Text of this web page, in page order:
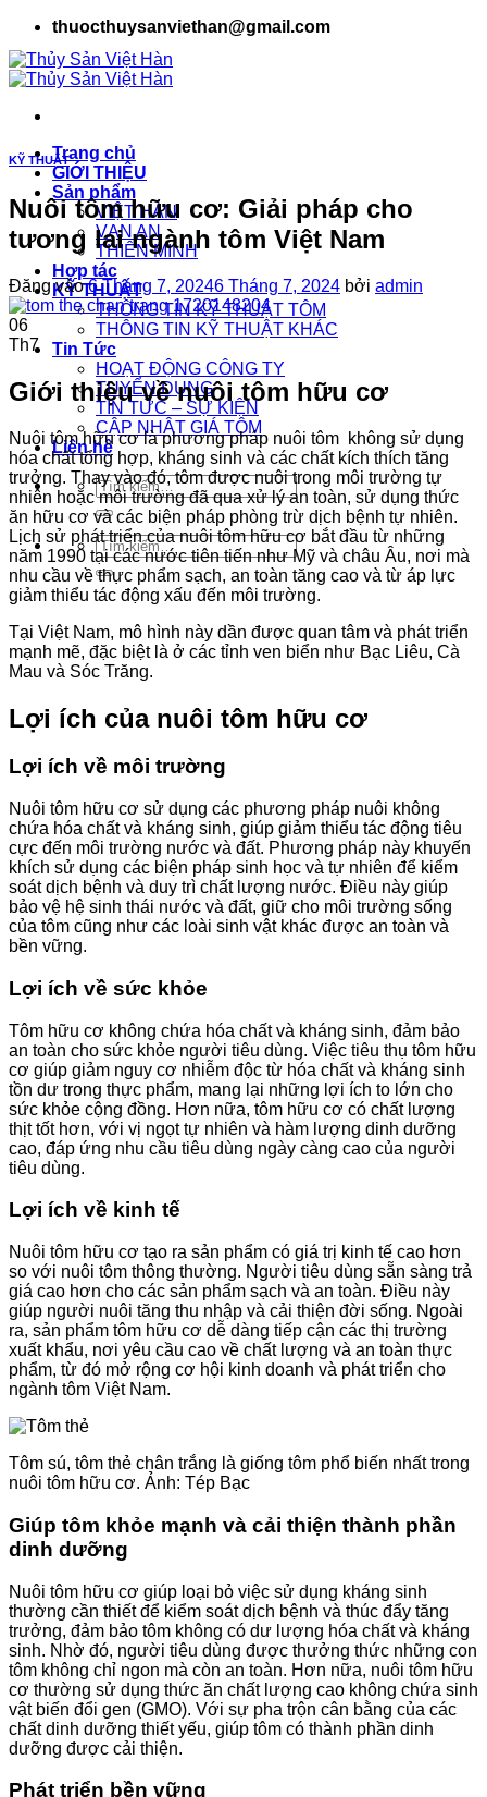
nội
dung
thuocthuysanviethan@gmail.com
Trang chủ
GIỚI THIỆU
Sản phẩm
VIỆT HÀN
VẠN AN
THIÊN MINH
Hợp tác
KỸ THUẬT
THÔNG TIN KỸ THUẬT TÔM
THÔNG TIN KỸ THUẬT KHÁC
Tin Tức
HOẠT ĐỘNG CÔNG TY
TUYỂN DỤNG
TIN TỨC – SỰ KIỆN
CẬP NHẬT GIÁ TÔM
Liên hệ
Tìm
kiếm:
Tìm
kiếm:
KỸ THUẬT
Nuôi tôm hữu cơ: Giải pháp cho
tương lai ngành tôm Việt Nam
Đăng vào6 Tháng 7, 20246 Tháng 7, 2024 bởi admin
06
Th7
Giới thiệu về nuôi tôm hữu cơ
Nuôi tôm hữu cơ là phương pháp nuôi tôm không sử dụng
hóa chất tổng hợp, kháng sinh và các chất kích thích tăng
trưởng. Thay vào đó, tôm được nuôi trong môi trường tự
nhiên hoặc môi trường đã qua xử lý an toàn, sử dụng thức
ăn hữu cơ và các biện pháp phòng trừ dịch bệnh tự nhiên.
Lịch sử phát triển của nuôi tôm hữu cơ bắt đầu từ những
năm 1990 tại các nước tiên tiến như Mỹ và châu Âu, nơi mà
nhu cầu về thực phẩm sạch, an toàn tăng cao và từ áp lực
giảm thiểu tác động xấu đến môi trường.
Tại Việt Nam, mô hình này dần được quan tâm và phát triển
mạnh mẽ, đặc biệt là ở các tỉnh ven biển như Bạc Liêu, Cà
Mau và Sóc Trăng.
Lợi ích của nuôi tôm hữu cơ
Lợi ích về môi trường
Nuôi tôm hữu cơ sử dụng các phương pháp nuôi không
chứa hóa chất và kháng sinh, giúp giảm thiểu tác động tiêu
cực đến môi trường nước và đất. Phương pháp này khuyến
khích sử dụng các biện pháp sinh học và tự nhiên để kiểm
soát dịch bệnh và duy trì chất lượng nước. Điều này giúp
bảo vệ hệ sinh thái nước và đất, giữ cho môi trường sống
của tôm cũng như các loài sinh vật khác được an toàn và
bền vững.
Lợi ích về sức khỏe
Tôm hữu cơ không chứa hóa chất và kháng sinh, đảm bảo
an toàn cho sức khỏe người tiêu dùng. Việc tiêu thụ tôm hữu
cơ giúp giảm nguy cơ nhiễm độc từ hóa chất và kháng sinh
tồn dư trong thực phẩm, mang lại những lợi ích to lớn cho
sức khỏe cộng đồng. Hơn nữa, tôm hữu cơ có chất lượng
thịt tốt hơn, với vị ngọt tự nhiên và hàm lượng dinh dưỡng
cao, đáp ứng nhu cầu tiêu dùng ngày càng cao của người
tiêu dùng.
Lợi ích về kinh tế
Nuôi tôm hữu cơ tạo ra sản phẩm có giá trị kinh tế cao hơn
so với nuôi tôm thông thường. Người tiêu dùng sẵn sàng trả
giá cao hơn cho các sản phẩm sạch và an toàn. Điều này
giúp người nuôi tăng thu nhập và cải thiện đời sống. Ngoài
ra, sản phẩm tôm hữu cơ dễ dàng tiếp cận các thị trường
xuất khẩu, nơi yêu cầu cao về chất lượng và an toàn thực
phẩm, từ đó mở rộng cơ hội kinh doanh và phát triển cho
ngành tôm Việt Nam.
Tôm sú, tôm thẻ chân trắng là giống tôm phổ biến nhất trong
nuôi tôm hữu cơ. Ảnh: Tép Bạc
Giúp tôm khỏe mạnh và cải thiện thành phần
dinh dưỡng
Nuôi tôm hữu cơ giúp loại bỏ việc sử dụng kháng sinh
thường cần thiết để kiểm soát dịch bệnh và thúc đẩy tăng
trưởng, đảm bảo tôm không có dư lượng hóa chất và kháng
sinh. Nhờ đó, người tiêu dùng được thưởng thức những con
tôm không chỉ ngon mà còn an toàn. Hơn nữa, nuôi tôm hữu
cơ thường sử dụng thức ăn chất lượng cao không chứa sinh
vật biến đổi gen (GMO). Với sự pha trộn cân bằng của các
chất dinh dưỡng thiết yếu, giúp tôm có thành phần dinh
dưỡng được cải thiện.
Phát triển bền vững